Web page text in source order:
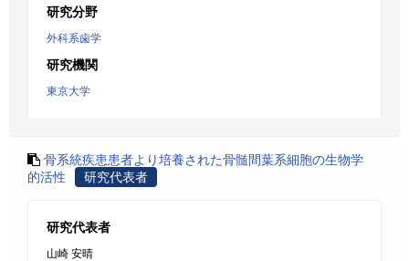
研究分野
外科系歯学
研究機関
東京大学
骨系統疾患患者より培養された骨髄間葉系細胞の生物学
的活性
研究代表者
研究代表者
山崎 安晴